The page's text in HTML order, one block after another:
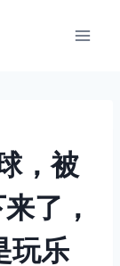
，被
了，
玩乐